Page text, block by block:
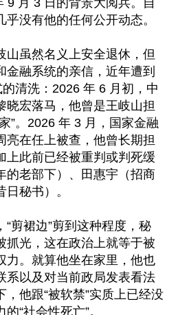
9 月 3 日的背景大阅兵。自
没有他的任何公开动态。
山虽然名义上安全退休，但
金融系统的亲信，近年遭到
的清洗：2026 年 6 月初，中
晓宏落马，他曾是王岐山担
”。2026 年 3 月，国家金融
亮在任上被查，他曾长期担
上此前已经被重判或判死缓
的老部下）、田惠宇（招商
秘书）。
剪裙边”剪到这种程度，秘
抓光，这在政治上就等于被
力。就算他坐在家里，他也
系以及对当前政局发表看法
他跟“被软禁”实质上已经没
“社会性死亡”。